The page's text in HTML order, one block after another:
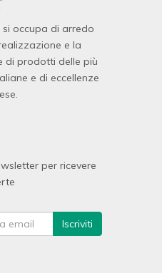
si occupa di arredo
e la
di prodotti delle più
e di eccellenze
per ricevere
Iscriviti